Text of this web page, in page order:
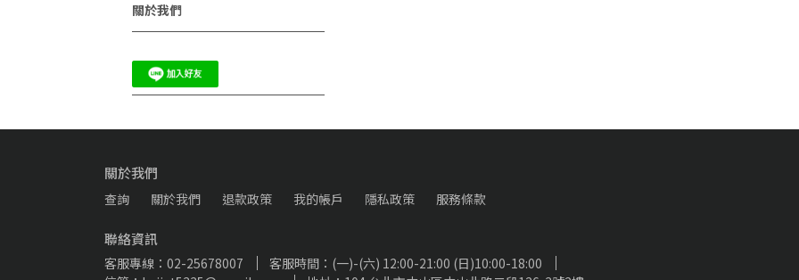
關於我們
關於我們
查詢 關於我們 退款政策 我的帳戶 隱私政策 服務條款
聯絡資訊
客服專線：02-25678007
客服時間：(一)-(六) 12:00-21:00 (日)10:00-18:00